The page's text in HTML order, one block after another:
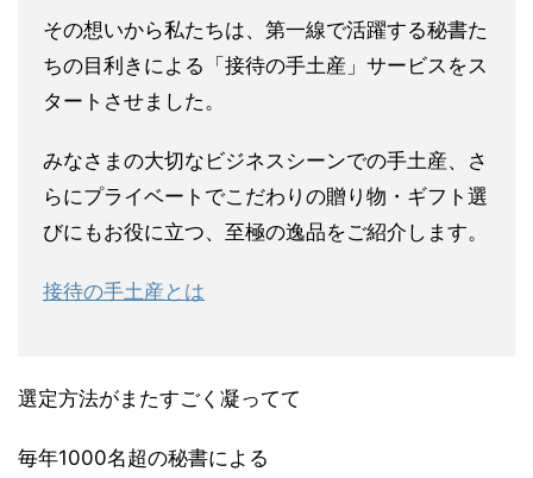
その想いから私たちは、第一線で活躍する秘書た
ちの目利きによる「接待の手土産」サービスをス
タートさせました。
みなさまの大切なビジネスシーンでの手土産、さ
らにプライベートでこだわりの贈り物・ギフト選
びにもお役に立つ、至極の逸品をご紹介します。
接待の手土産とは
選定方法がまたすごく凝ってて
毎年1000名超の秘書による